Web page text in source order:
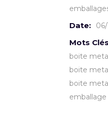
Date:
Mots
boite
boite
boite